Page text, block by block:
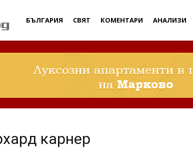
Дебати
БЪЛГАРИЯ СВЯТ КОМЕНТАРИ АНАЛИЗИ
карнер